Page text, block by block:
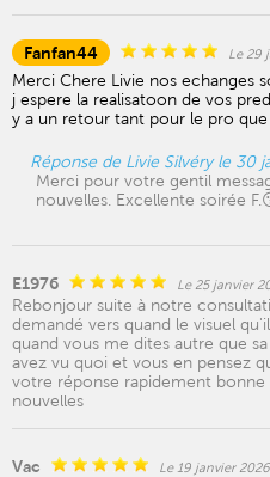
Fanfan44 Le 29
Merci Chere Livie nos echanges
j espere la realisatoon de vos
y a un retour tant pour le pro
Réponse de Livie Silvéry le 30
Merci pour votre gentil
nouvelles. Excellente soirée
E1976 Le 25 janvier
Rebonjour suite à notre
demandé vers quand le visuel
quand vous me dites autre que
avez vu quoi et vous en pensez
votre réponse rapidement
nouvelles
Vac Le 19 janvier 2026